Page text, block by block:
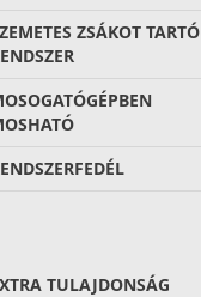
ZSÁKOT TARTÓ
TULAJDONSÁG